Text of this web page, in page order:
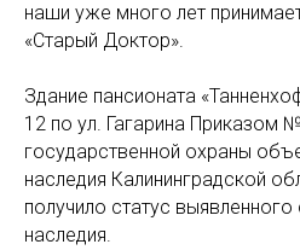
наши уже много лет
«Старый Доктор».
Здание пансионата
12 по ул. Гагарина Приказом
государственной охраны
наследия Калининградской
получило статус
наследия.